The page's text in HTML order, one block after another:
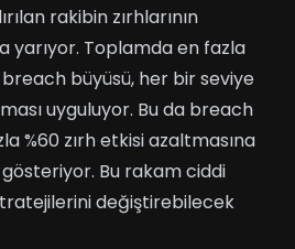
rakibin zırhlarının
yarıyor. Toplamda en fazla
büyüsü, her bir seviye
uyguluyor. Bu da breach
%60 zırh etkisi azaltmasına
Bu rakam ciddi
değiştirebilecek